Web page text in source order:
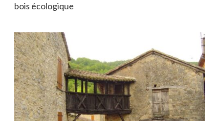
bois écologique